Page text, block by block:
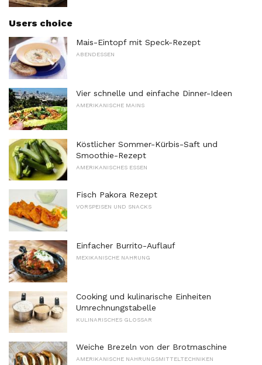
Users choice
Mais-Eintopf mit Speck-Rezept
ABENDESSEN
Vier schnelle und einfache Dinner-Ideen
AMERIKANISCHE MAINS
Köstlicher Sommer-Kürbis-Saft und
Smoothie-Rezept
AMERIKANISCHES ESSEN
Fisch Pakora Rezept
VORSPEISEN UND SNACKS
Einfacher Burrito-Auflauf
MEXIKANISCHE NAHRUNG
Cooking und kulinarische Einheiten
Umrechnungstabelle
KULINARISCHES GLOSSAR
Weiche Brezeln von der Brotmaschine
AMERIKANISCHE NAHRUNGSMITTELTECHNIKEN